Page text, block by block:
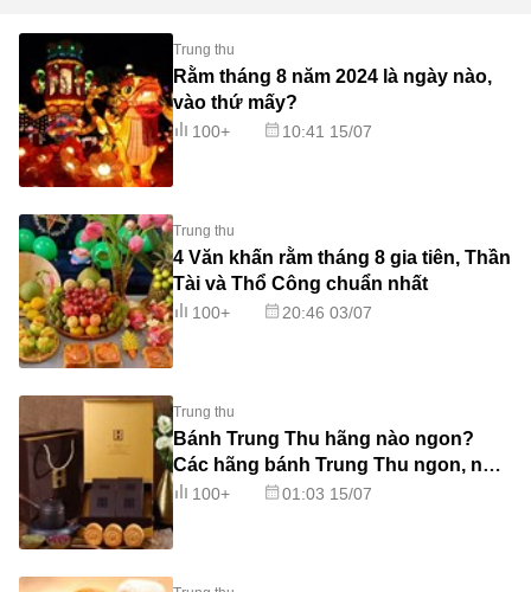
Trung thu
Rằm tháng 8 năm 2024 là ngày nào,
vào thứ mấy?
100+ 10:41 15/07
Trung thu
4 Văn khấn rằm tháng 8 gia tiên, Thần
Tài và Thổ Công chuẩn nhất
100+ 20:46 03/07
Trung thu
Bánh Trung Thu hãng nào ngon?
Các hãng bánh Trung Thu ngon, nổi
tiếng
100+ 01:03 15/07